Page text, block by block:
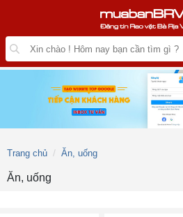
Trang chủ Ăn, uống
Ăn, uống